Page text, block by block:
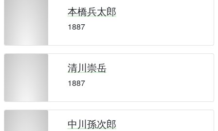
本橋兵太郎
1887
清川崇岳
1887
中川孫次郎